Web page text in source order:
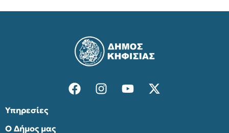
Υπηρεσίες
Ο Δήμος μας